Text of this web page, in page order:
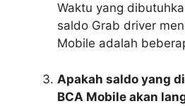
Waktu yang
saldo Grab driver
Mobile adalah
Apakah saldo yang
BCA Mobile akan